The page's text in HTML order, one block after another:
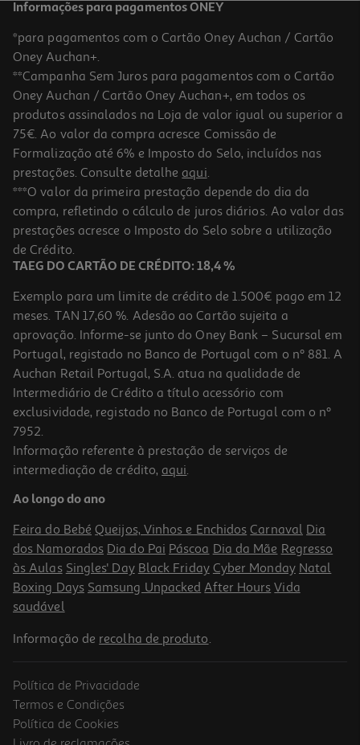
Sumo Compal Fresco Laranja Alg 0.25l (sdr)
6.36 €/Lt
1,59 €
Sumo Compal Fresco Morango 0.25l (sdr)
6.36 €/Lt
1,59 €
+0,10 € Depósito
Informações para pagamentos ONEY
*para pagamentos com o Cartão Oney Auchan / Cartão
Oney Auchan+.
**Campanha Sem Juros para pagamentos com o Cartão
Oney Auchan / Cartão Oney Auchan+, em todos os
produtos assinalados na Loja de valor igual ou superior a
75€. Ao valor da compra acresce Comissão de
Formalização até 6% e Imposto do Selo, incluídos nas
prestações. Consulte detalhe aqui.
***O valor da primeira prestação depende do dia da
compra, refletindo o cálculo de juros diários. Ao valor das
prestações acresce o Imposto do Selo sobre a utilização
de Crédito.
TAEG DO CARTÃO DE CRÉDITO: 18,4 %
Exemplo para um limite de crédito de 1.500€ pago em 12
meses. TAN 17,60 %. Adesão ao Cartão sujeita a
aprovação. Informe-se junto do Oney Bank – Sucursal em
Portugal, registado no Banco de Portugal com o nº 881. A
Auchan Retail Portugal, S.A. atua na qualidade de
Intermediário de Crédito a título acessório com
exclusividade, registado no Banco de Portugal com o nº
7952.
Informação referente à prestação de serviços de
intermediação de crédito, aqui.
Ao longo do ano
Feira do Bebé Queijos, Vinhos e Enchidos Carnaval Dia
dos Namorados Dia do Pai Páscoa Dia da Mãe Regresso
às Aulas Singles' Day Black Friday Cyber Monday Natal
Boxing Days Samsung Unpacked After Hours Vida
saudável
Informação de recolha de produto.
Política de Privacidade
Termos e Condições
Política de Cookies